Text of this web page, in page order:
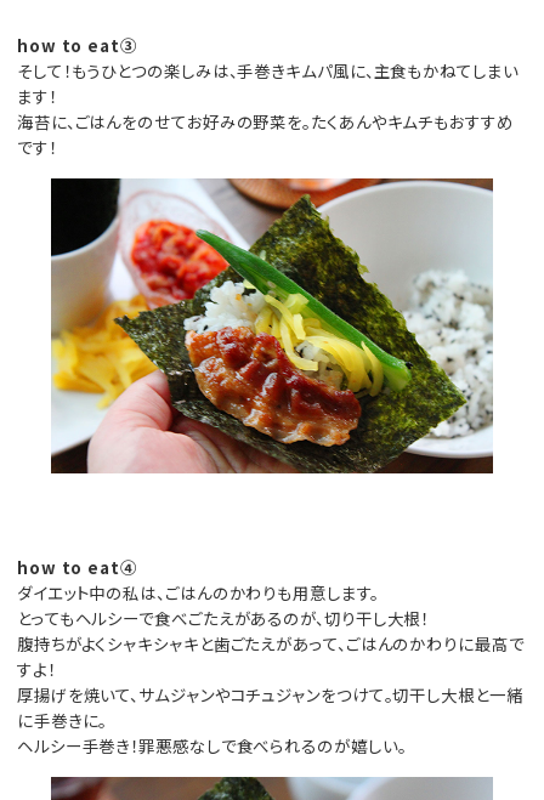
how to eat③
そして！もうひとつの楽しみは、手巻きキムパ風に、主食もかねてしまい
ます！
海苔に、ごはんをのせてお好みの野菜を。たくあんやキムチもおすすめ
です！
how to eat④
ダイエット中の私は、ごはんのかわりも用意します。
とってもヘルシーで食べごたえがあるのが、切り干し大根！
腹持ちがよくシャキシャキと歯ごたえがあって、ごはんのかわりに最高で
すよ！
厚揚げを焼いて、サムジャンやコチュジャンをつけて。切干し大根と一緒
に手巻きに。
ヘルシー手巻き！罪悪感なしで食べられるのが嬉しい。